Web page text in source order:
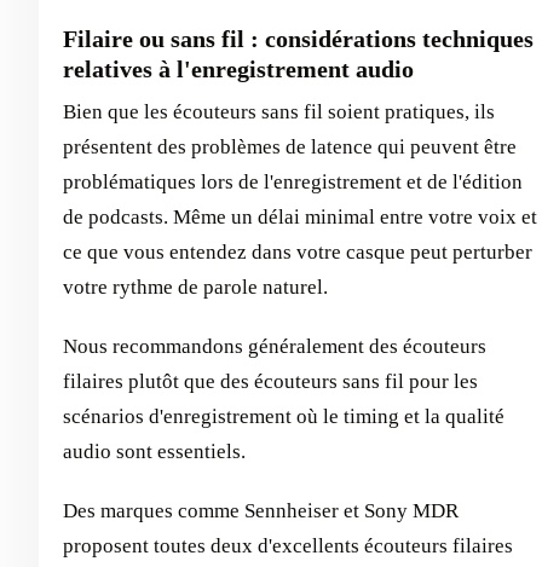
Filaire ou sans fil : considérations techniques
relatives à l'enregistrement audio
Bien que les écouteurs sans fil soient pratiques, ils
présentent des problèmes de latence qui peuvent être
problématiques lors de l'enregistrement et de l'édition
de podcasts. Même un délai minimal entre votre voix et
ce que vous entendez dans votre casque peut perturber
votre rythme de parole naturel.
Nous recommandons généralement des écouteurs
filaires plutôt que des écouteurs sans fil pour les
scénarios d'enregistrement où le timing et la qualité
audio sont essentiels.
Des marques comme Sennheiser et Sony MDR
proposent toutes deux d'excellents écouteurs filaires